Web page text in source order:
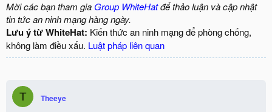
Mời các bạn tham gia Group WhiteHatđể thảo luận và cập nhật
tin tức an ninh mạng hàng ngày.
Lưu ý từ WhiteHat: Kiến thức an ninh mạng để phòng chống,
không làm điều xấu. Luật pháp liên quan
T Theeye